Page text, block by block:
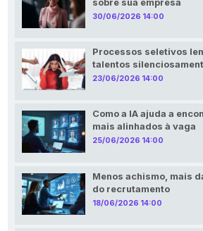
30/06/2026 14:00
Processos seletivos
talentos
23/06/2026 14:00
Como a IA ajuda a
mais alinhados à vaga
25/06/2026 14:00
Menos achismo, mais
do recrutamento
18/06/2026 14:00